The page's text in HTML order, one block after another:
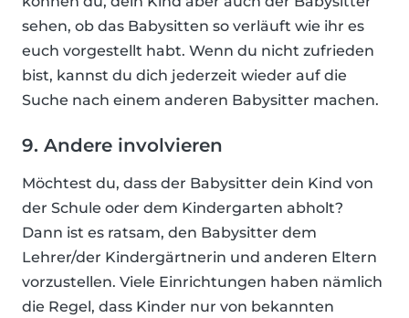
sehen, ob das Babysitten so verläuft wie ihr es
euch vorgestellt habt. Wenn du nicht zufrieden
bist, kannst du dich jederzeit wieder auf die
Suche nach einem anderen Babysitter machen.
9. Andere involvieren
Möchtest du, dass der Babysitter dein Kind von
der Schule oder dem Kindergarten abholt?
Dann ist es ratsam, den Babysitter dem
Lehrer/der Kindergärtnerin und anderen Eltern
vorzustellen. Viele Einrichtungen haben nämlich
die Regel, dass Kinder nur von bekannten